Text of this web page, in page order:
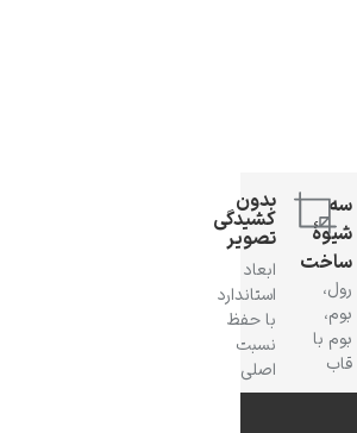
سه
شیوهٔ
ساخت
رول،
بوم،
بوم با
قاب
بدون
کشیدگی
تصویر
ابعاد
استاندارد
با حفظ
نسبت
اصلی